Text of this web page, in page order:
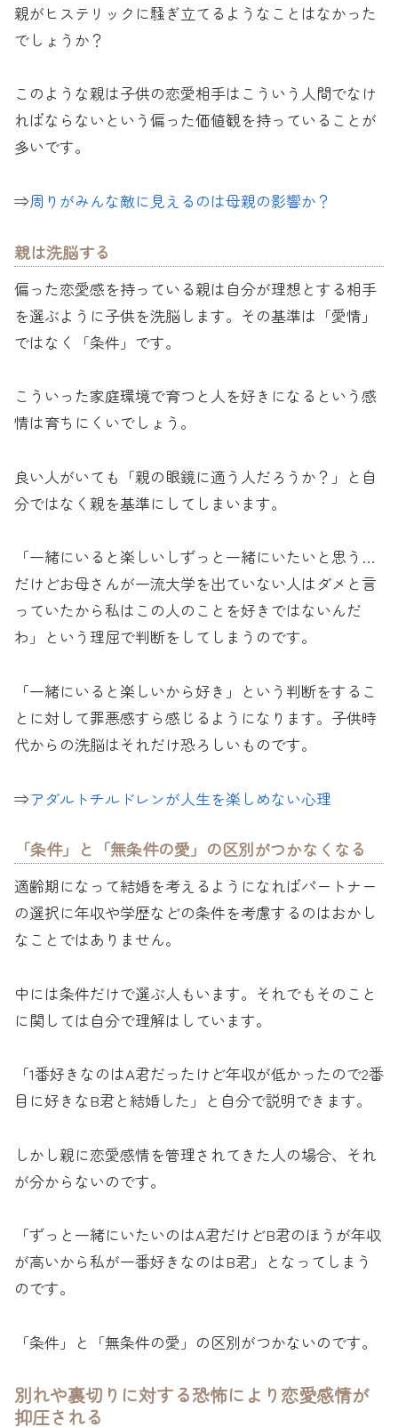
親がヒステリックに騒ぎ立てるようなことはなかった
でしょうか？
このような親は子供の恋愛相手はこういう人間でなけ
ればならないという偏った価値観を持っていることが
多いです。
⇒周りがみんな敵に見えるのは母親の影響か？
親は洗脳する
偏った恋愛感を持っている親は自分が理想とする相手
を選ぶように子供を洗脳します。その基準は「愛情」
ではなく「条件」です。
こういった家庭環境で育つと人を好きになるという感
情は育ちにくいでしょう。
良い人がいても「親の眼鏡に適う人だろうか？」と自
分ではなく親を基準にしてしまいます。
「一緒にいると楽しいしずっと一緒にいたいと思う…
だけどお母さんが一流大学を出ていない人はダメと言
っていたから私はこの人のことを好きではないんだ
わ」という理屈で判断をしてしまうのです。
「一緒にいると楽しいから好き」という判断をするこ
とに対して罪悪感すら感じるようになります。子供時
代からの洗脳はそれだけ恐ろしいものです。
⇒アダルトチルドレンが人生を楽しめない心理
「条件」と「無条件の愛」の区別がつかなくなる
適齢期になって結婚を考えるようになればパートナー
の選択に年収や学歴などの条件を考慮するのはおかし
なことではありません。
中には条件だけで選ぶ人もいます。それでもそのこと
に関しては自分で理解はしています。
「1番好きなのはA君だったけど年収が低かったので2番
目に好きなB君と結婚した」と自分で説明できます。
しかし親に恋愛感情を管理されてきた人の場合、それ
が分からないのです。
「ずっと一緒にいたいのはA君だけどB君のほうが年収
が高いから私が一番好きなのはB君」となってしまう
のです。
「条件」と「無条件の愛」の区別がつかないのです。
別れや裏切りに対する恐怖により恋愛感情が
抑圧される